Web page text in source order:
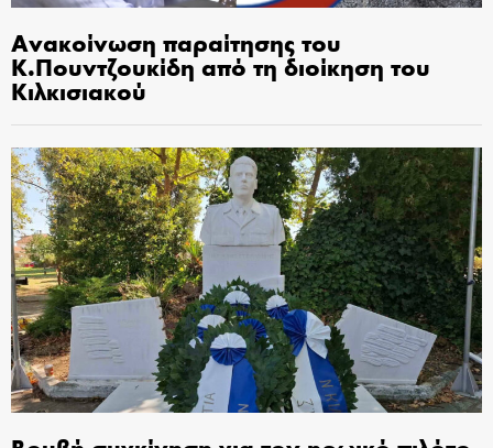
Ανακοίνωση παραίτησης του
Κ.Πουντζουκίδη από τη διοίκηση του
Κιλκισιακού